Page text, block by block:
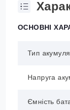
ОСНОВНІ
Тип
Напруга
Ємність